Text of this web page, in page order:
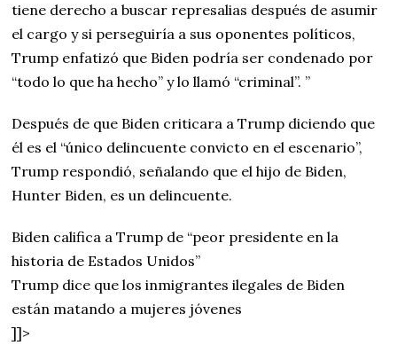
tiene derecho a buscar represalias después de asumir
el cargo y si perseguiría a sus oponentes políticos,
Trump enfatizó que Biden podría ser condenado por
“todo lo que ha hecho” y lo llamó “criminal”. ”
Después de que Biden criticara a Trump diciendo que
él es el “único delincuente convicto en el escenario”,
Trump respondió, señalando que el hijo de Biden,
Hunter Biden, es un delincuente.
Biden califica a Trump de “peor presidente en la
historia de Estados Unidos”
Trump dice que los inmigrantes ilegales de Biden
están matando a mujeres jóvenes
]]>